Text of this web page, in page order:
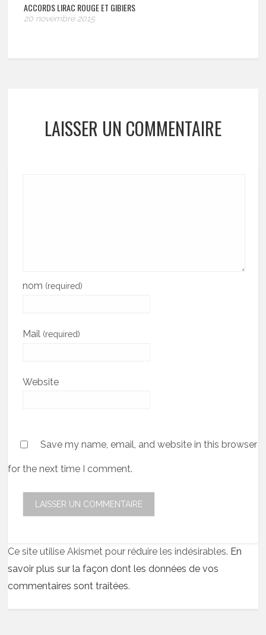
ACCORDS LIRAC ROUGE ET GIBIERS
20 novembre 2015
LAISSER UN COMMENTAIRE
nom (required)
Mail (required)
Website
Save my name, email, and website in this browser
for the next time I comment.
Ce site utilise Akismet pour réduire les indésirables. En
savoir plus sur la façon dont les données de vos
commentaires sont traitées.